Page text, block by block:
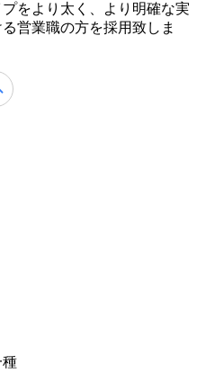
をより太く、より明確な実
営業職の方を採用致しま
種